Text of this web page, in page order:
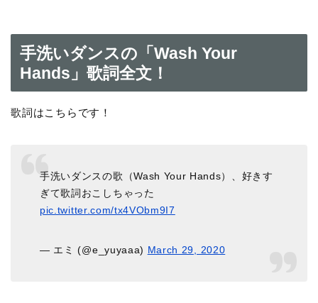
手洗いダンスの「Wash Your
Hands」歌詞全文！
歌詞はこちらです！
手洗いダンスの歌（Wash Your Hands）、好きす
ぎて歌詞おこしちゃった
pic.twitter.com/tx4VObm9I7
— エミ (@e_yuyaaa) March 29, 2020